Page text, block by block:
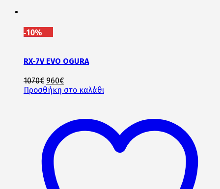
-10%
RX-7V EVO OGURA
1070€ Original
price
960€Η
τρέχουσα
960€.
Προσθήκη στο καλάθι